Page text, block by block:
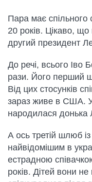
Пара має
20 років. Цікаво,
другий президент
До речі, всього Іво
рази. Його перший
Від цих стосунків
зараз живе в США. У
народилася
А ось третій шлюб
найвідомішим в
естрадною
років. Дітей вони